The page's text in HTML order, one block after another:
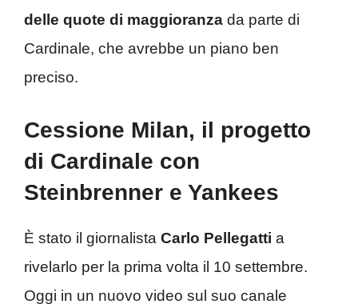
delle quote di maggioranza da parte di
Cardinale, che avrebbe un piano ben
preciso.
Cessione Milan, il progetto
di Cardinale con
Steinbrenner e Yankees
È stato il giornalista Carlo Pellegatti a
rivelarlo per la prima volta il 10 settembre.
Oggi in un nuovo video sul suo canale